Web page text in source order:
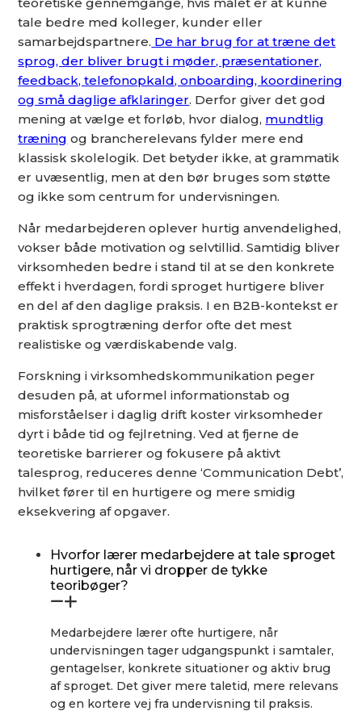
tale bedre med kolleger, kunder eller
samarbejdspartnere. De har brug for at træne det
sprog, der bliver brugt i møder, præsentationer,
feedback, telefonopkald, onboarding, koordinering
og små daglige afklaringer. Derfor giver det god
mening at vælge et forløb, hvor dialog, mundtlig
træning og brancherelevans fylder mere end
klassisk skolelogik. Det betyder ikke, at grammatik
er uvæsentlig, men at den bør bruges som støtte
og ikke som centrum for undervisningen.
Når medarbejderen oplever hurtig anvendelighed,
vokser både motivation og selvtillid. Samtidig bliver
virksomheden bedre i stand til at se den konkrete
effekt i hverdagen, fordi sproget hurtigere bliver
en del af den daglige praksis. I en B2B-kontekst er
praktisk sprogtræning derfor ofte det mest
realistiske og værdiskabende valg.
Forskning i virksomhedskommunikation peger
desuden på, at uformel informationstab og
misforståelser i daglig drift koster virksomheder
dyrt i både tid og fejlretning. Ved at fjerne de
teoretiske barrierer og fokusere på aktivt
talesprog, reduceres denne ‘Communication Debt’,
hvilket fører til en hurtigere og mere smidig
eksekvering af opgaver.
Hvorfor lærer medarbejdere at tale sproget
hurtigere, når vi dropper de tykke
teoribøger?
Medarbejdere lærer ofte hurtigere, når
undervisningen tager udgangspunkt i samtaler,
gentagelser, konkrete situationer og aktiv brug
af sproget. Det giver mere taletid, mere relevans
og en kortere vej fra undervisning til praksis.